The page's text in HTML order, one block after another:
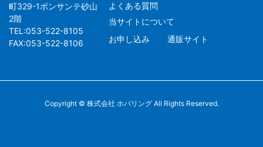
町329-1ボンサンテ砂山
2階
TEL:053-522-8105
FAX:053-522-8106
よくある質問
当サイトについて
お申し込み
通販サイト
Copyright © 株式会社 ホバリング All Rights Reserved.